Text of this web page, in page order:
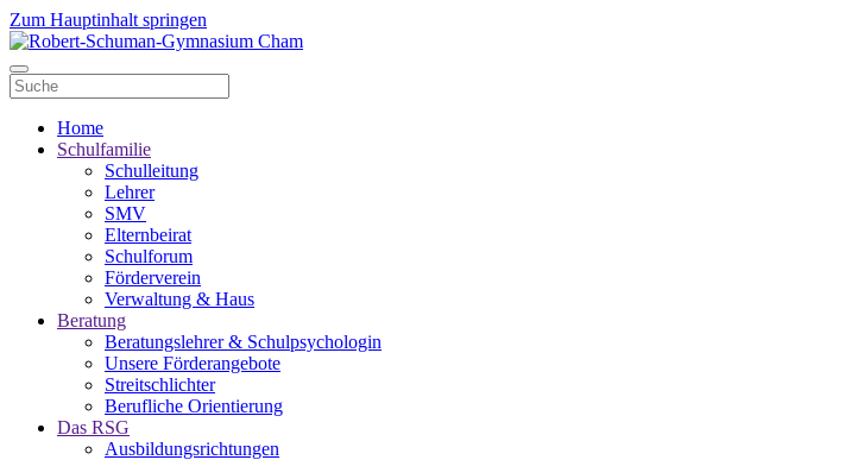
Zum Hauptinhalt springen
Home
Schulfamilie
Schulleitung
Lehrer
SMV
Elternbeirat
Schulforum
Förderverein
Verwaltung & Haus
Beratung
Beratungslehrer & Schulpsychologin
Unsere Förderangebote
Streitschlichter
Berufliche Orientierung
Das RSG
Ausbildungsrichtungen